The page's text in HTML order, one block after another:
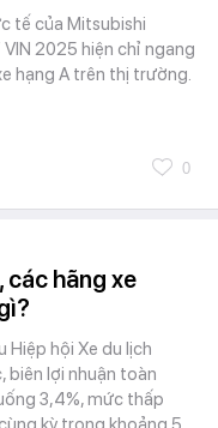
tế của Mitsubishi
2025 hiện chỉ ngang
hạng A trên thị trường.
0
các hãng xe
Hiệp hội Xe du lịch
biên lợi nhuận toàn
3,4%, mức thấp